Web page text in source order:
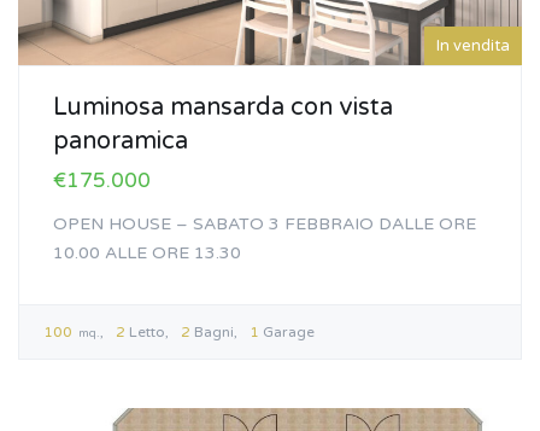
In vendita
Luminosa mansarda con vista
panoramica
€175.000
OPEN HOUSE – SABATO 3 FEBBRAIO DALLE ORE
10.00 ALLE ORE 13.30
100 mq. 2 Letto 2 Bagni 1 Garage